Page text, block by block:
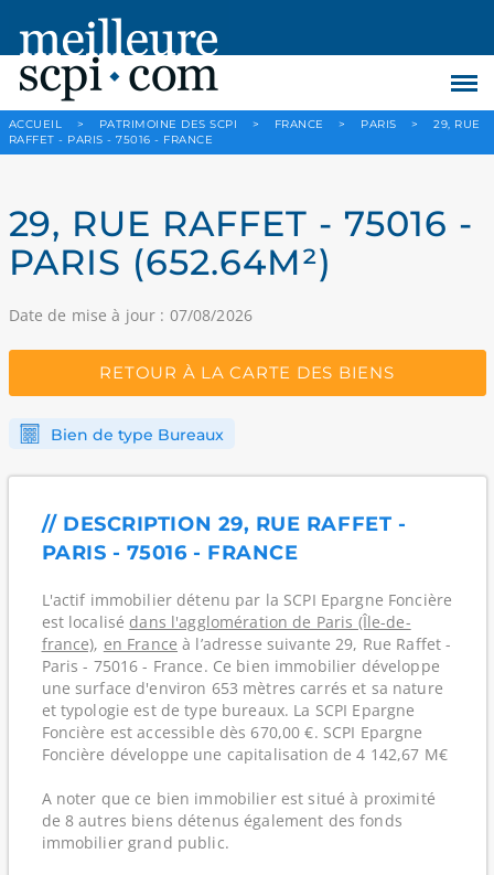
ACCUEIL > PATRIMOINE DES SCPI > FRANCE > PARIS >
29, RUE
RAFFET - PARIS - 75016 - FRANCE
29, RUE RAFFET - 75016 -
PARIS (652.64M²)
Date de mise à jour : 07/08/2026
RETOUR À LA CARTE DES BIENS
Bien de type Bureaux
// DESCRIPTION 29, RUE RAFFET -
PARIS - 75016 - FRANCE
L'actif immobilier détenu par la SCPI Epargne Foncière
est localisé dans l'agglomération de Paris (Île-de-
france), en France à l’adresse suivante 29, Rue Raffet -
Paris - 75016 - France. Ce bien immobilier développe
une surface d'environ 653 mètres carrés et sa nature
et typologie est de type bureaux. La SCPI Epargne
Foncière est accessible dès 670,00 €. SCPI Epargne
Foncière développe une capitalisation de 4 142,67 M€
A noter que ce bien immobilier est situé à proximité
de 8 autres biens détenus également des fonds
immobilier grand public.